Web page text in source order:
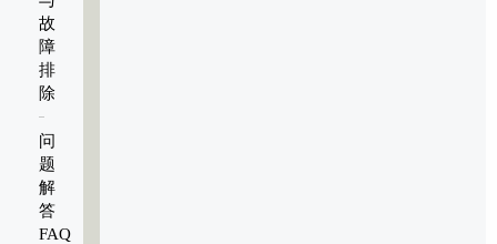
故
障
排
除
问
题
解
答
FAQ